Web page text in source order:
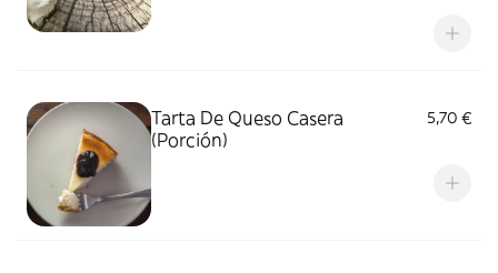
Tarta De Queso Casera
(Porción)
5,70 €